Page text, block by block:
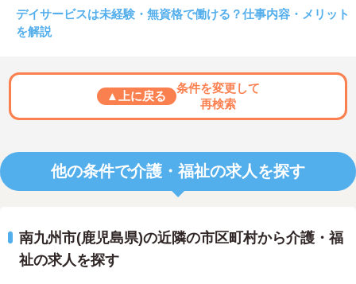
デイサービスは未経験・無資格で働ける？仕事内容・メリット
を解説
▲上に戻る
条件を変更して
再検索
他の条件で介護・福祉の求人を探す
南九州市(鹿児島県)の近隣の市区町村から介護・福
祉の求人を探す